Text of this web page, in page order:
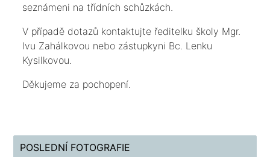
seznámeni na třídních schůzkách.
V případě dotazů kontaktujte ředitelku školy Mgr.
Ivu Zahálkovou nebo zástupkyni Bc. Lenku
Kysilkovou.
Děkujeme za pochopení.
POSLEDNÍ FOTOGRAFIE